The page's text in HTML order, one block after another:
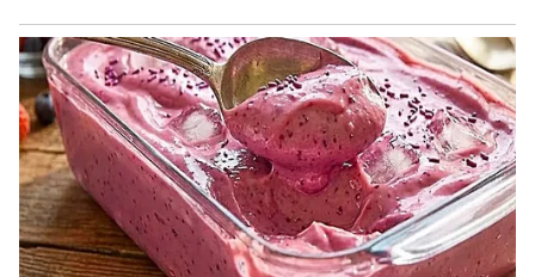
சம்மரில் தரை சூடாக இருக்கும் போது
செருப்பு இல்லாமல் நடந்தால், பாதங்களில்
கொப்புளங்கள் வரலாம். சர்க்கரை
நோயாளிகளுக்கு காயம் வந்தால் சீக்கிரம்
ஆறாது என்பது உங்களுக்கே தெரியும்.
வியர்வையினால் பூஞ்சை (Fungal) தொற்று